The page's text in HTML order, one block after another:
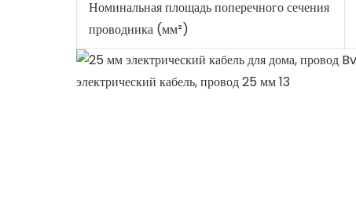
Номинальная площадь поперечного сечения
проводника (мм²)